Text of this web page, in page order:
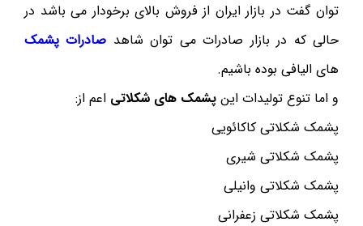
توان گفت در بازار ایران از فروش بالای برخودار می باشد در
حالی که در بازار صادرات می توان شاهد صادرات پشمک
های الیافی بوده باشیم.
و اما تنوع تولیدات این پشمک های شکلاتی اعم از:
پشمک شکلاتی کاکائویی
پشمک شکلاتی شیری
پشمک شکلاتی وانیلی
پشمک شکلاتی زعفرانی